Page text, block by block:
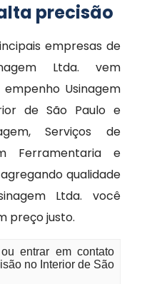
precisão
empresas de
Ltda. vem
Usinagem
de São Paulo e
Serviços de
Ferramentaria e
qualidade
Ltda. você
preço justo.
entrar em contato
no Interior de São